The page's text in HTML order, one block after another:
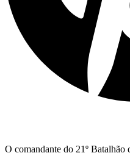
O comandante do 21º